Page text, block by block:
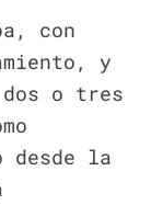
con
y
o tres
desde la